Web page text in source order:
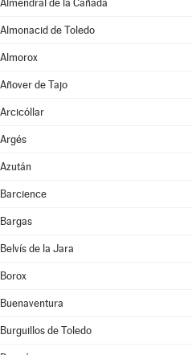
Almendral de la Cañada
Almonacid de Toledo
Almorox
Añover de Tajo
Arcicóllar
Argés
Azután
Barcience
Bargas
Belvís de la Jara
Borox
Buenaventura
Burguillos de Toledo